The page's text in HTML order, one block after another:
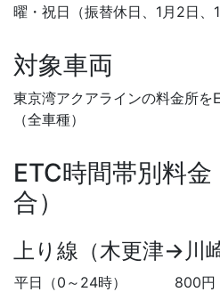
曜・祝日（振替休日、1月2日、
対象車両
東京湾アクアラインの料金所を
（全車種）
ETC時間帯別料
合）
上り線（木更津→川
平日（0～24時）
800円